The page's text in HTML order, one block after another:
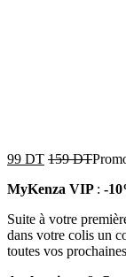
99 DT 159DT
MyKenza VIP : -
Suite à votre
dans votre colis un
toutes vos